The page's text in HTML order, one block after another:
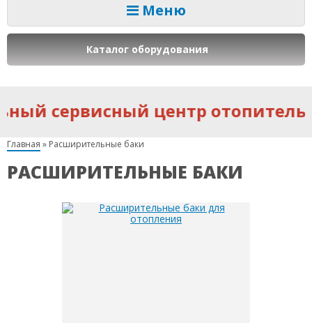
Меню
Каталог оборудования
сервисный центр
Главная » Расширительные баки
РАСШИРИТЕЛЬНЫЕ БАКИ